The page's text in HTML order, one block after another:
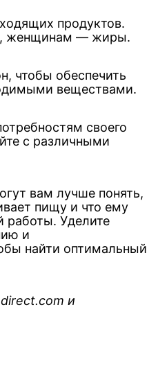
продуктов.
женщинам — жиры.
чтобы обеспечить
веществами.
своего
с различными
вам лучше понять,
пищу и что ему
работы. Уделите
и
найти оптимальный
и